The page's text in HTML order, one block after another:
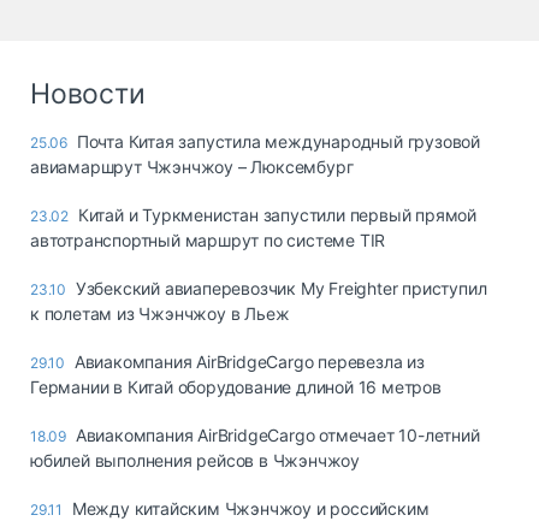
опасные грузы
страхование
Склады и
грузовые
Коммерческий
транспорт
Спецтехника
запчасти, шины
Новости
25.06 Почта Китая запустила международный грузовой
авиамаршрут Чжэнчжоу – Люксембург
23.02 Китай и Туркменистан запустили первый прямой
автотранспортный маршрут по системе TIR
23.10 Узбекский авиаперевозчик My Freighter приступил
к полетам из Чжэнчжоу в Льеж
29.10
Авиакомпания AirBridgeCargo перевезла из
Германии в Китай оборудование длиной 16 метров
18.09 Авиакомпания AirBridgeCargo отмечает 10-летний
юбилей выполнения рейсов в Чжэнчжоу
29.11
Между китайским Чжэнчжоу и российским